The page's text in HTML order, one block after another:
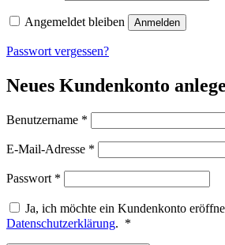
Angemeldet bleiben Anmelden
Passwort vergessen?
Neues Kundenkonto
Benutzername *
E-Mail-Adresse *
Passwort *
Ja, ich möchte ein Kundenkonto
Datenschutzerklärung. *